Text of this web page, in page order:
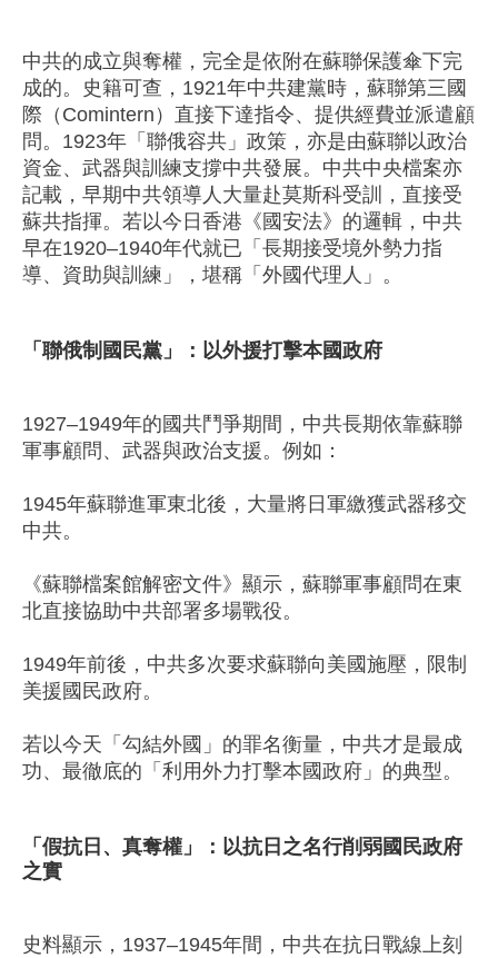
中共的成立與奪權，完全是依附在蘇聯保護傘下完
成的。史籍可查，1921年中共建黨時，蘇聯第三國
際（Comintern）直接下達指令、提供經費並派遣顧
問。1923年「聯俄容共」政策，亦是由蘇聯以政治
資金、武器與訓練支撐中共發展。中共中央檔案亦
記載，早期中共領導人大量赴莫斯科受訓，直接受
蘇共指揮。若以今日香港《國安法》的邏輯，中共
早在1920–1940年代就已「長期接受境外勢力指
導、資助與訓練」，堪稱「外國代理人」。
「聯俄制國民黨」：以外援打擊本國政府
1927–1949年的國共鬥爭期間，中共長期依靠蘇聯
軍事顧問、武器與政治支援。例如：
1945年蘇聯進軍東北後，大量將日軍繳獲武器移交
中共。
《蘇聯檔案館解密文件》顯示，蘇聯軍事顧問在東
北直接協助中共部署多場戰役。
1949年前後，中共多次要求蘇聯向美國施壓，限制
美援國民政府。
若以今天「勾結外國」的罪名衡量，中共才是最成
功、最徹底的「利用外力打擊本國政府」的典型。
「假抗日、真奪權」：以抗日之名行削弱國民政府
之實
史料顯示，1937–1945年間，中共在抗日戰線上刻